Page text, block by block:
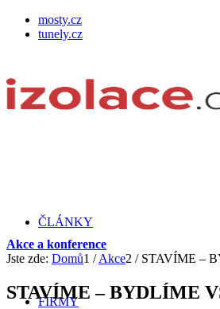
mosty.cz
tunely.cz
ČLÁNKY
FIRMY
Akce a konference
Jste zde: Domů1 / Akce2 / STAVÍME –
STAVÍME – BYDLÍME